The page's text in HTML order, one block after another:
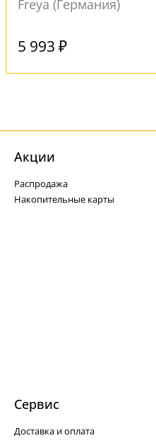
Freya (Германия)
5 993 ₽
Акции
Распродажа
Накопительные карты
Сервис
Доставка и оплата